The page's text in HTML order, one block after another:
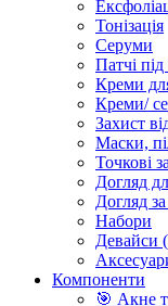
Тонізація
Серуми
Патчі під
Креми
Креми/
Захист
Маски,
Точкові
Догляд
Догляд
Набори
Девайси
Компоненти
🎯 Акне